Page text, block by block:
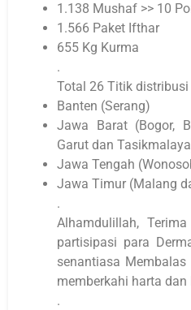
1.138 Mushaf >> 10
1.566 Paket Ifthar
655 Kg Kurma
.
Total 26 Titik
Banten (Serang)
Jawa Barat (Bogor,
Garut dan
Jawa Tengah
Jawa Timur (Malang
.
Alhamdulillah,
partisipasi para
senantiasa
memberkahi harta
.